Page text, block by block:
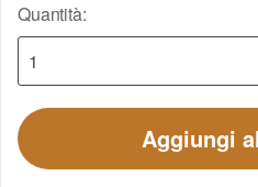
Quantità:
Aggiungi